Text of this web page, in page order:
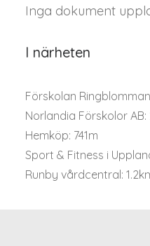
Inga dokument
I närheten
Förskolan
Norlandia Förskolor AB:
Hemköp: 741m
Sport & Fitness i
Runby vårdcentral: